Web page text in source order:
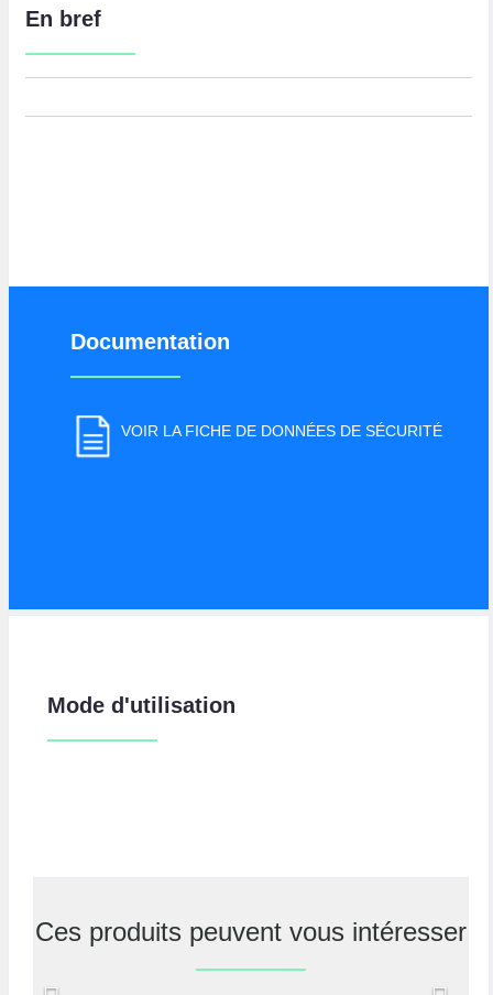
En bref
Documentation
VOIR LA FICHE DE DONNÉES DE SÉCURITÉ
Mode d'utilisation
Ces produits peuvent vous intéresser